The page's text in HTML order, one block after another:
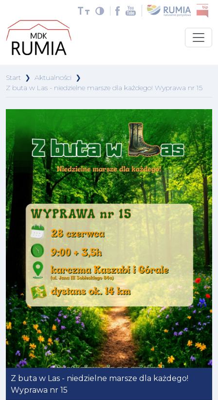
Start ❯ Aktualności
❯
Z buta w Las - niedzielne marsze dla każdego! Wyprawa nr 15
Z buta w Las - niedzielne marsze dla każdego!
Wyprawa nr 15